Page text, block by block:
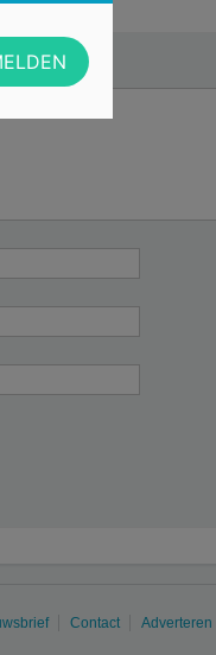
met
Contact Adverteren